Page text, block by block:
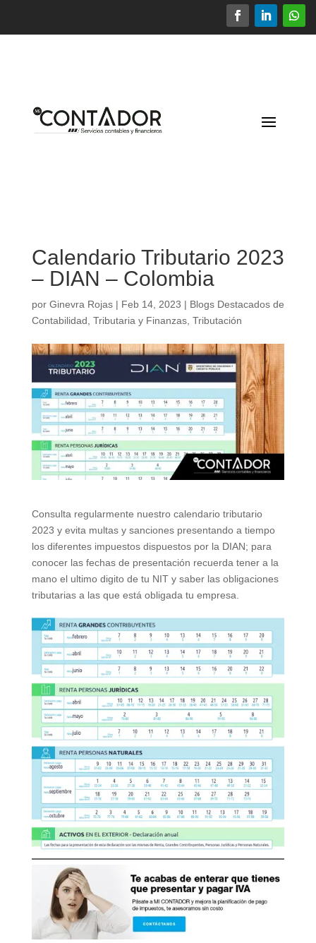
Calendario Tributario 2023
– DIAN – Colombia
por Ginevra Rojas| Feb 14, 2023 | Blogs Destacados de
Contabilidad, Tributaria y Finanzas, Tributación
Consulta regularmente nuestro calendario tributario
2023 y evita multas y sanciones presentando a tiempo
los diferentes impuestos dispuestos por la DIAN; para
conocer las fechas de presentación recuerda tener a la
mano el ultimo digito de tu NIT y saber las obligaciones
tributarias a las que está obligada tu empresa.